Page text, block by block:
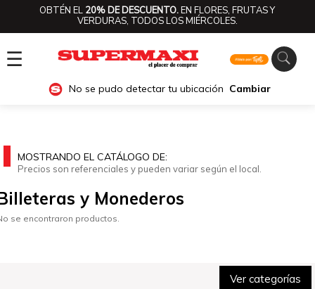
OBTÉN EL 20% DE DESCUENTO.EN FLORES, FRUTAS Y
VERDURAS, TODOS LOS MIÉRCOLES.
☰
No se pudo detectar tu ubicación Cambiar
Ver categorías
MOSTRANDO EL CATÁLOGO DE:
Precios son referenciales y pueden variar según el local.
y Monederos
se encontraron productos.